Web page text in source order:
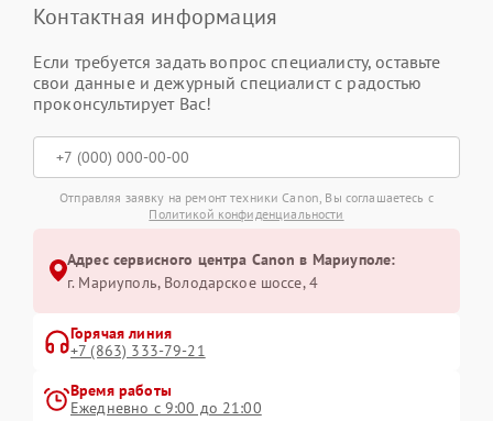
Контактная информация
Если требуется задать вопрос специалисту, оставьте
свои данные и дежурный специалист с радостью
проконсультирует Вас!
Отправляя заявку на ремонт техники Canon, Вы соглашаетесь с
Политикой конфиденциальности
Адрес сервисного центра Canon в Мариуполе:
г. Мариуполь, Володарское шоссе, 4
Горячая линия
+7 (863) 333-79-21
Время работы
Ежедневно с 9:00 до 21:00